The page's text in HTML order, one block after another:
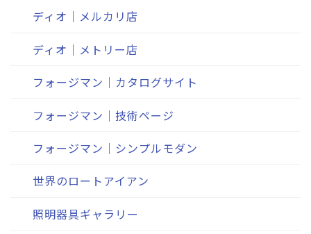
ディオ｜メルカリ店
ディオ｜メトリー店
フォージマン｜カタログサイト
フォージマン｜技術ページ
フォージマン｜シンプルモダン
世界のロートアイアン
照明器具ギャラリー